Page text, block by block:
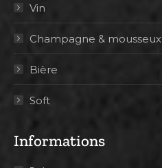
Vin
Champagne & mousseux
Bière
Soft
Informations